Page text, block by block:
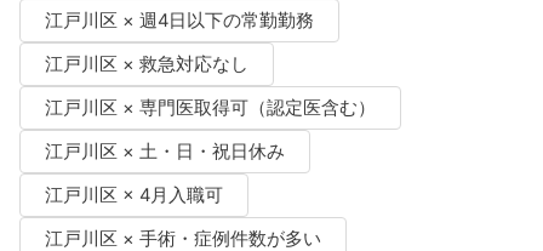
江戸川区 × 週4日以下の常勤勤務
江戸川区 × 救急対応なし
江戸川区 × 専門医取得可（認定医含む）
江戸川区 × 土・日・祝日休み
江戸川区 × 4月入職可
江戸川区 × 手術・症例件数が多い